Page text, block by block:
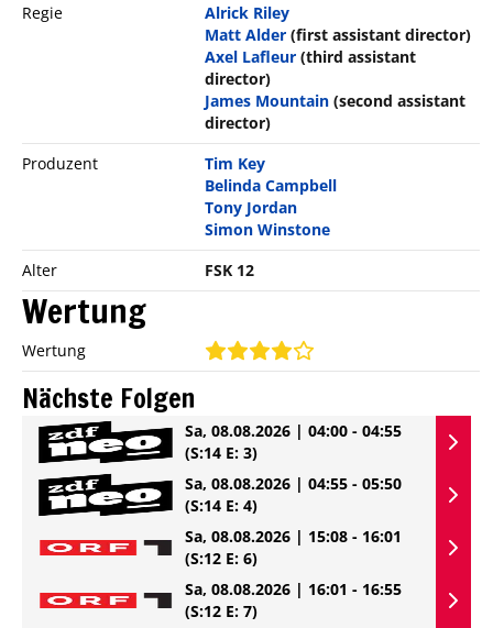
Regie
Alrick Riley
Matt Alder (first assistant director)
Axel Lafleur (third assistant
director)
James Mountain (second assistant
director)
Produzent
Tim Key
Belinda Campbell
Tony Jordan
Simon Winstone
Alter
FSK 12
Wertung
Wertung
Nächste Folgen
Sa, 08.08.2026 | 04:00 - 04:55
(S:14 E: 3)
Sa, 08.08.2026 | 04:55 - 05:50
(S:14 E: 4)
Sa, 08.08.2026 | 15:08 - 16:01
(S:12 E: 6)
Sa, 08.08.2026 | 16:01 - 16:55
(S:12 E: 7)